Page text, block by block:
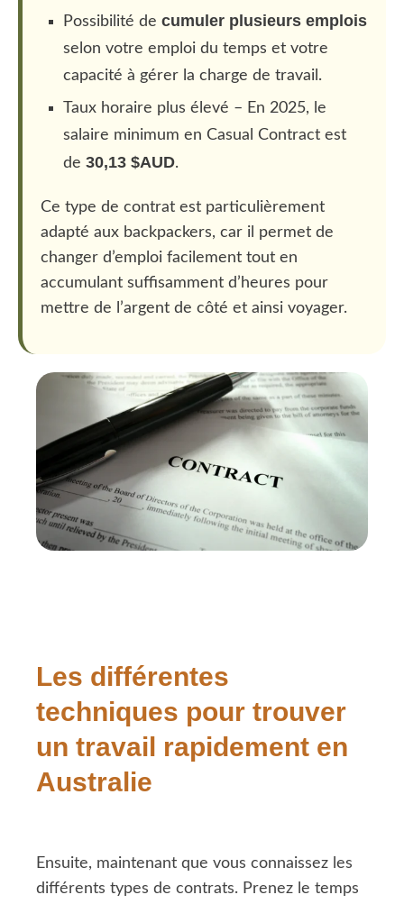
Possibilité de cumuler plusieurs emplois
selon votre emploi du temps et votre
capacité à gérer la charge de travail.
Taux horaire plus élevé – En 2025, le
salaire minimum en Casual Contract est
de 30,13 $AUD.
Ce type de contrat est particulièrement
adapté aux backpackers, car il permet de
changer d’emploi facilement tout en
accumulant suffisamment d’heures pour
mettre de l’argent de côté et ainsi voyager.
Les différentes
techniques pour trouver
un travail rapidement en
Australie
Ensuite, maintenant que vous connaissez les
différents types de contrats. Prenez le temps